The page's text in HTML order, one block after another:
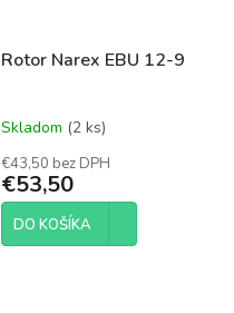
Rotor Narex EBU 12-9
Skladom (2 ks)
€43,50 bez DPH
€53,50
DO KOŠÍKA